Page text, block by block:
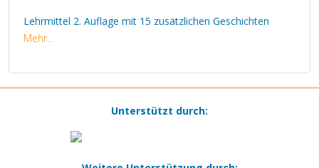
Lehrmittel 2. Auflage mit 15 zusätzlichen Geschichten
Mehr...
Unterstützt durch: